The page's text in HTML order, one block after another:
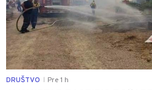
DRUŠTVO Pre 1 h